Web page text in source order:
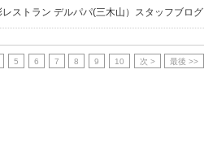
レストラン デルパパ(三木山）スタッフブログ
5 6 7 8 9 10 次 > 最後 >>